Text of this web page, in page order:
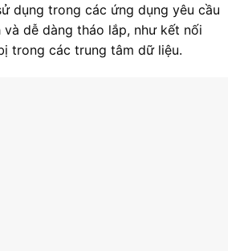
dụng trong các ứng dụng yêu cầu
dễ dàng tháo lắp, như kết nối
trong các trung tâm dữ liệu.